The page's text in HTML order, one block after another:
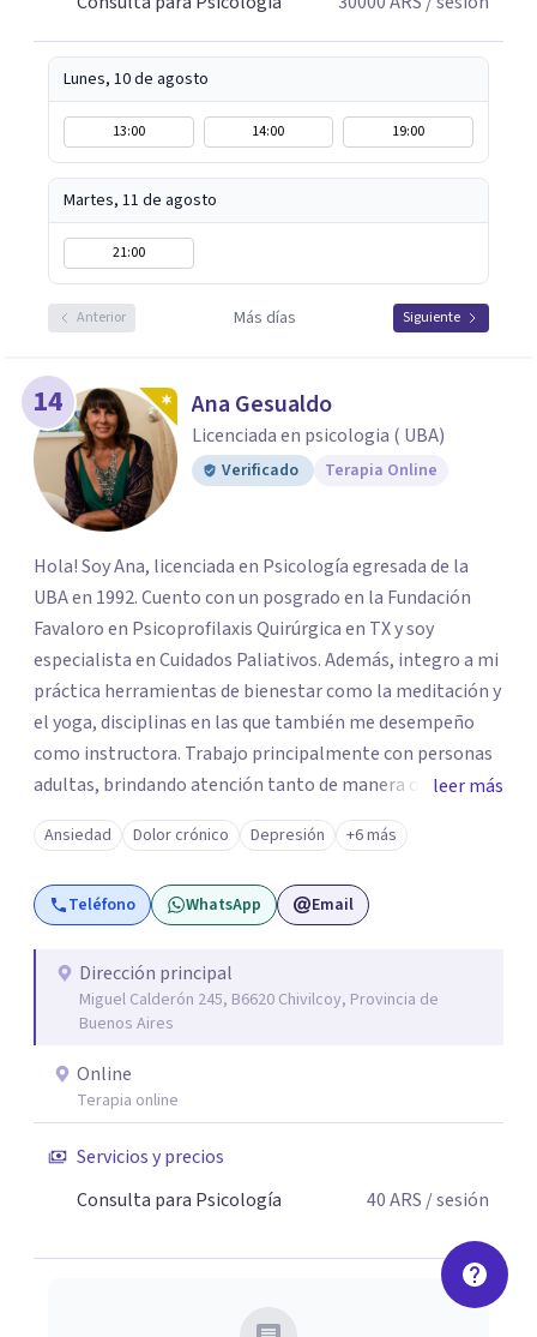
Lunes, 10 de agosto
13:00 14:00 19:00
Martes, 11 de agosto
21:00
Anterior Más días Siguiente
14 Ana Gesualdo
Licenciada en psicologia ( UBA)
Verificado Terapia Online
Hola! Soy Ana, licenciada en Psicología egresada de la
UBA en 1992. Cuento con un posgrado en la Fundación
Favaloro en Psicoprofilaxis Quirúrgica en TX y soy
especialista en Cuidados Paliativos. Además, integro a mi
práctica herramientas de bienestar como la meditación y
el yoga, disciplinas en las que también me desempeño
como instructora. Trabajo principalmente con personas
adultas, brindando atención tanto de manera online
como en el consultorio, adaptándome a las necesidades
de cada paciente. Acompaño procesos vinculados a la
ansiedad, la depresión, el estrés, el duelo, el dolor crónico
y distintos momentos vitales que requieren contención,
leer más
Ansiedad Dolor crónico Depresión +6 más
Teléfono WhatsApp Email
Dirección principal
Miguel Calderón 245, B6620 Chivilcoy, Provincia de
Buenos Aires
Online
Terapia online
Servicios y precios
Consulta para Psicología
40ARS / sesión